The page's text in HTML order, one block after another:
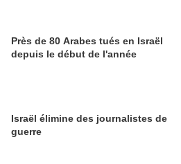
Près de 80 Arabes tués en Israël
depuis le début de l'année
Israël élimine des journalistes de
guerre